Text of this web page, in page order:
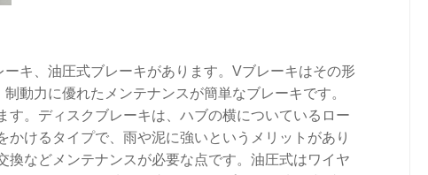
キ、油圧式ブレーキがあります。Vブレーキはその形
動力に優れたメンテナンスが簡単なブレーキです。
す。ディスクブレーキは、ハブの横についているロー
かけるタイプで、雨や泥に強いというメリットがあり
換などメンテナンスが必要な点です。油圧式はワイヤ